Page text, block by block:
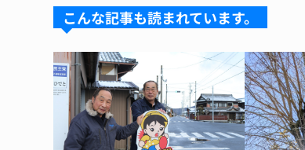
k
d
b
o
k
st
こんな記事も読まれています。